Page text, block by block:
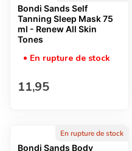
Bondi Sands Self
Tanning Sleep Mask 75
ml - Renew All Skin
Tones
En rupture de stock
Prix normal
11,95
En rupture de stock
Bondi Sands Body